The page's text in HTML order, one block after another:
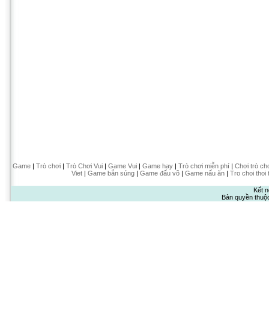
Game| Trò chơi| Trò Chơi Vui| Game Vui| Game hay| Trò chơi miễn phí| Chơi trò
Viet| Game bắn súng| Game đấu võ| Game nấu ăn| Tro choi thoi
Kết
Bản quyền